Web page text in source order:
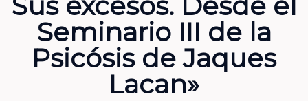
Seminario III de la
Psicósis de Jaques
Lacan»